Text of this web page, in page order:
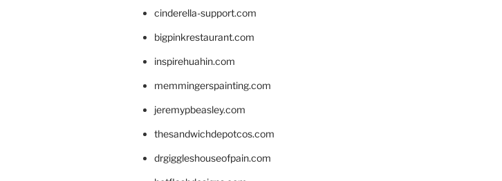
cinderella-support.com
bigpinkrestaurant.com
inspirehuahin.com
memmingerspainting.com
jeremypbeasley.com
thesandwichdepotcos.com
drgiggleshouseofpain.com